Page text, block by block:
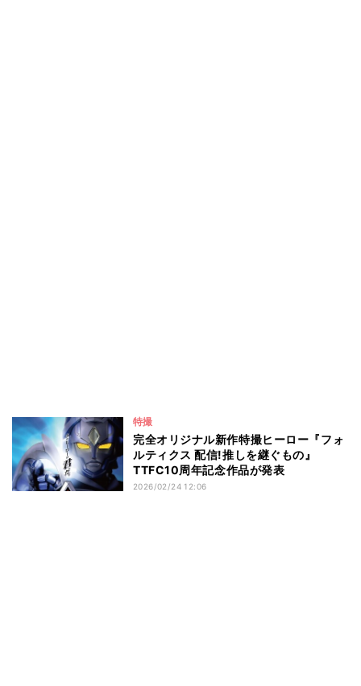
特撮
完全オリジナル新作特撮ヒーロー『フォ
ルティクス 配信!推しを継ぐもの』
TTFC10周年記念作品が発表
2026/02/24 12:06